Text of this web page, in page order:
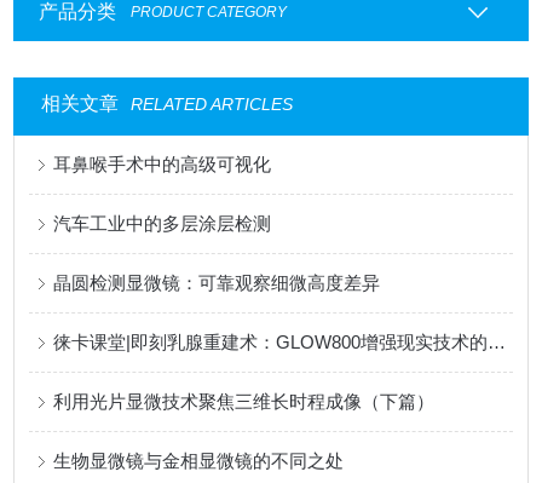
产品分类 PRODUCT CATEGORY
相关文章 RELATED ARTICLES
耳鼻喉手术中的高级可视化
汽车工业中的多层涂层检测
晶圆检测显微镜：可靠观察细微高度差异
徕卡课堂|即刻乳腺重建术：GLOW800增强现实技术的优势和受益
利用光片显微技术聚焦三维长时程成像（下篇）
生物显微镜与金相显微镜的不同之处